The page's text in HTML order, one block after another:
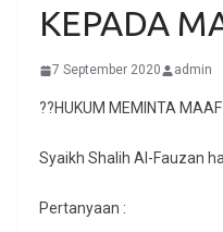
KEPADA
7 September 2020 admin
??HUKUM MEMINTA
Syaikh Shalih Al-Fauzan
Pertanyaan :